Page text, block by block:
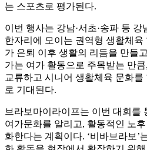
는 스포츠로 평가된다.
이번 행사는 강남·서초·송파 등 강
한자리에 모이는 권역형 생활체
가 은퇴 이후 생활의 리듬을 만들
가는 여가 활동으로 주목받는 만
교류하고 시니어 생활체육 문화
로 기대된다.
브라보마이라이프는 이번 대회를
여가문화를 알리고, 활동적인 노
화한다는 계획이다. ‘비바브라보’